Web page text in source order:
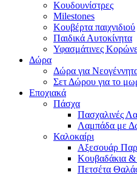
Κουδουνίστρες
Milestones
Κουβέρτα παιχνιδιού
Παιδικά Αυτοκίνητα
Υφασμάτινες
Δώρα
Δώρα για
Σετ Δώρου για το
Εποχιακά
Πάσχα
Πασχαλινές
Λαμπάδα με
Καλοκαίρι
Αξεσουάρ
Κουβαδάκια &
Πετσέτα